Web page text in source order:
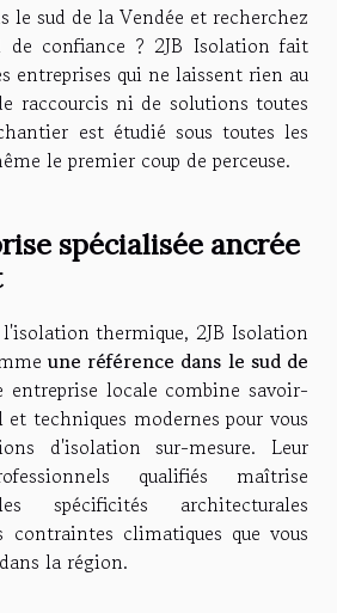
le sud de la Vendée et recherchez
de confiance ? 2JB Isolation fait
entreprises qui ne laissent rien au
raccourcis ni de solutions toutes
est étudié sous toutes les
le premier coup de perceuse.
spécialisée ancrée
l'isolation thermique, 2JB Isolation
une référence dans le sud de
entreprise locale combine savoir-
techniques modernes pour vous
d'isolation sur-mesure. Leur
qualifiés maîtrise
spécificités architecturales
contraintes climatiques que vous
la région.